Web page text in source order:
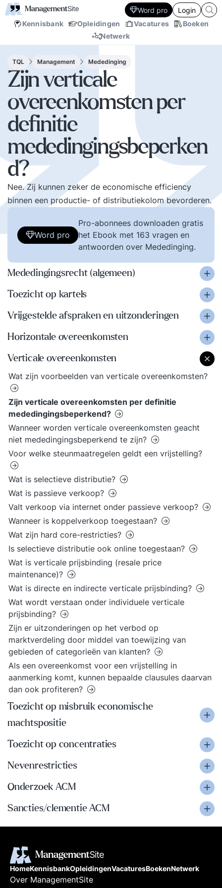
Kennisbank Opleidingen Vacatures
Boeken
Netwerk
Word pro Login
TQL Management Mededinging
Zijn verticale
overeenkomsten per
definitie
mededingingsbeperken
d?
Nee. Zij kunnen zeker de economische efficiency
binnen een productie- of distributiekolom bevorderen.
Word pro
Pro-abonnees downloaden gratis
het Ebook met 163 vragen en
antwoorden over Mededinging.
Mededingingsrecht (algemeen)
Toezicht op kartels
Vrijgestelde afspraken en uitzonderingen
Horizontale overeenkomsten
Verticale overeenkomsten
Wat zijn voorbeelden van verticale overeenkomsten?
Zijn verticale overeenkomsten per definitie
mededingingsbeperkend?
Wanneer worden verticale overeenkomsten geacht
niet mededingingsbeperkend te zijn?
Voor welke steunmaatregelen geldt een vrijstelling?
Wat is selectieve distributie?
Wat is passieve verkoop?
Valt verkoop via internet onder passieve verkoop?
Wanneer is koppelverkoop toegestaan?
Wat zijn hard core-restricties?
Is selectieve distributie ook online toegestaan?
Wat is verticale prijsbinding (resale price
maintenance)?
Wat is directe en indirecte verticale prijsbinding?
Wat wordt verstaan onder individuele verticale
prijsbinding?
Zijn er uitzonderingen op het verbod op
marktverdeling door middel van toewijzing van
gebieden of categorieën van klanten?
Als een overeenkomst voor een vrijstelling in
aanmerking komt, kunnen bepaalde clausules daarvan
dan ook profiteren?
Toezicht op misbruik economische
machtspositie
Toezicht op concentraties
Nevenrestricties
Onderzoek ACM
Sancties/clementie ACM
HomeKennisbankOpleidingenVacaturesBoekenNetwerk
Over ManagementSite